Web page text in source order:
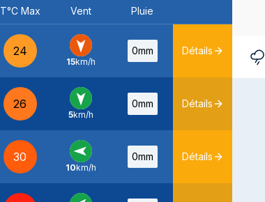
T°C Max Vent Pluie
24
N -
15km/h
0mm Détails
26
N -
5km/h
0mm Détails
30
E -
10km/h
0mm Détails